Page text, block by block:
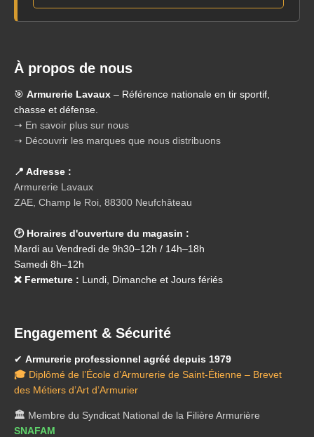
À propos de nous
🎯 Armurerie Lavaux – Référence nationale en tir sportif,
chasse et défense.
➝ En savoir plus sur nous
➝ Découvrir les marques que nous distribuons
📍 Adresse :
Armurerie Lavaux
ZAE, Champ le Roi, 88300 Neufchâteau
🕑 Horaires d'ouverture du magasin :
Mardi au Vendredi de 9h30–12h / 14h–18h
Samedi 8h–12h
❌ Fermeture : Lundi, Dimanche et Jours fériés
Engagement & Sécurité
✔ Armurerie professionnel agréé depuis 1979
🎓 Diplômé de l’École d’Armurerie de Saint-Étienne – Brevet
des Métiers d’Art d’Armurier
🏛️ Membre du Syndicat National de la Filière Armurière
SNAFAM